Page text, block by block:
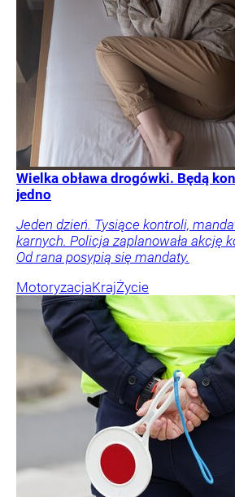
Wielka obława drogówki. Będą
jedno
Jeden dzień. Tysiące kontroli,
karnych. Policja zaplanowała akcję
Od rana posypią się mandaty.
MotoryzacjaKrajŻycie